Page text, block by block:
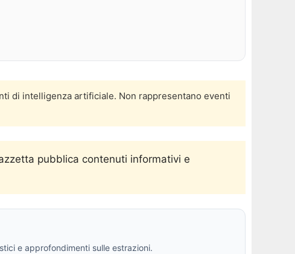
di intelligenza artificiale. Non rappresentano eventi
pubblica contenuti informativi e
e approfondimenti sulle estrazioni.